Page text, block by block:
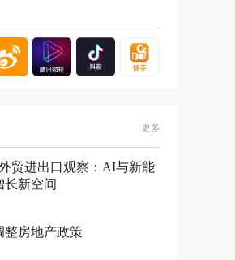
更多
贸进出口观察：AI与新能
长新空间
整房地产政策